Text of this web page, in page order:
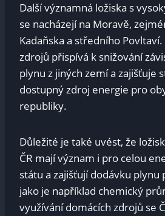
Další významná ložiska s
se nacházejí na Moravě,
Kadaňska a středního
zdrojů přispívá k snižování
plynu z jiných zemí a zajišťuje
dostupný zdroj energie pro
republiky.
Důležité je také uvést, že
ČR mají význam i pro celou
státu a zajišťují dodávku plynu
jako je například chemický
využívání domácích zdrojů se